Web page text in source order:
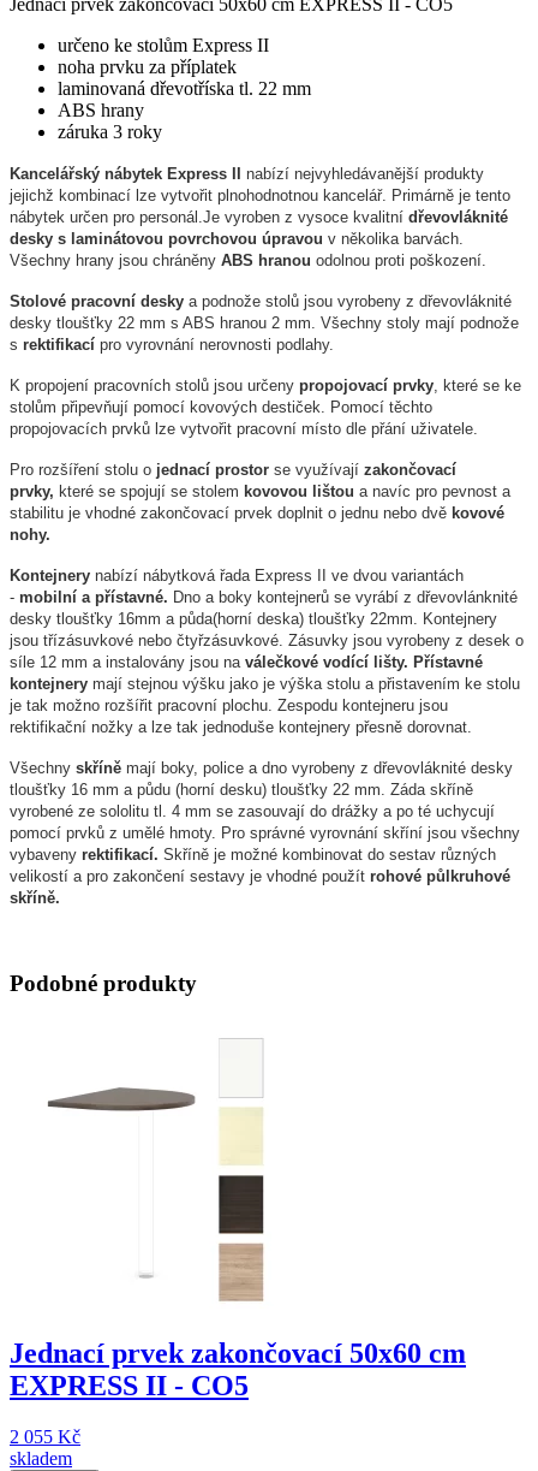
určeno ke stolům Express II
noha prvku za příplatek
laminovaná dřevotříska tl. 22 mm
ABS hrany
záruka 3 roky
Kancelářský nábytek Express II nabízí nejvyhledávanější produkty
jejichž kombinací lze vytvořit plnohodnotnou kancelář. Primárně je tento
nábytek určen pro personál.Je vyroben z vysoce kvalitní dřevovláknité
desky s laminátovou povrchovou úpravou v několika barvách.
Všechny hrany jsou chráněny ABS hranou odolnou proti poškození.
Stolové pracovní desky a podnože stolů jsou vyrobeny z dřevovláknité
desky tloušťky 22 mm s ABS hranou 2 mm. Všechny stoly mají podnože
s rektifikací pro vyrovnání nerovnosti podlahy.
K propojení pracovních stolů jsou určeny propojovací prvky , které se ke
stolům připevňují pomocí kovových destiček. Pomocí těchto
propojovacích prvků lze vytvořit pracovní místo dle přání uživatele.
Pro rozšíření stolu o jednací prostor se využívají zakončovací
prvky, které se spojují se stolem kovovou lištou a navíc pro pevnost a
stabilitu je vhodné zakončovací prvek doplnit o jednu nebo dvě kovové
nohy.
Kontejnery nabízí nábytková řada Express II ve dvou variantách
- mobilní a přístavné. Dno a boky kontejnerů se vyrábí z dřevovlánknité
desky tloušťky 16mm a půda(horní deska) tloušťky 22mm. Kontejnery
jsou třízásuvkové nebo čtyřzásuvkové. Zásuvky jsou vyrobeny z desek o
síle 12 mm a instalovány jsou na válečkové vodící lišty. Přístavné
kontejnery mají stejnou výšku jako je výška stolu a přistavením ke stolu
je tak možno rozšířit pracovní plochu. Zespodu kontejneru jsou
rektifikační nožky a lze tak jednoduše kontejnery přesně dorovnat.
Všechny skříně mají boky, police a dno vyrobeny z dřevovláknité desky
tloušťky 16 mm a půdu (horní desku) tloušťky 22 mm. Záda skříně
vyrobené ze sololitu tl. 4 mm se zasouvají do drážky a po té uchycují
pomocí prvků z umělé hmoty. Pro správné vyrovnání skříní jsou všechny
vybaveny rektifikací. Skříně je možné kombinovat do sestav různých
velikostí a pro zakončení sestavy je vhodné použít rohové půlkruhové
skříně.
Podobné produkty
Jednací prvek zakončovací 50x60 cm
EXPRESS II - CO5
2 055 Kč
skladem